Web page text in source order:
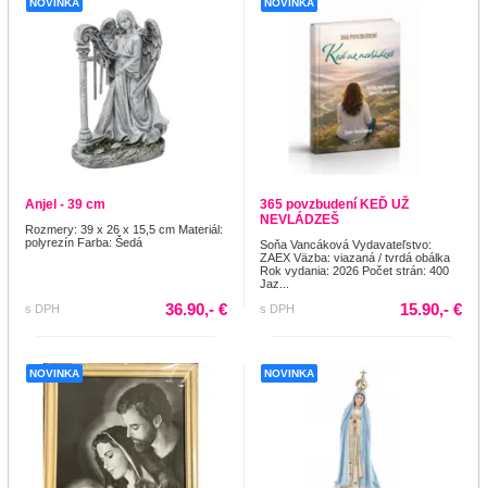
NOVINKA
Anjel - 39 cm
Rozmery: 39 x 26 x 15,5 cm Materiál:
polyrezín Farba: Šedá
s DPH 36.90,- €
NOVINKA
365 povzbudení KEĎ UŽ
NEVLÁDZEŠ
Soňa Vancáková Vydavateľstvo:
ZAEX Väzba: viazaná / tvrdá obálka
Rok vydania: 2026 Počet strán: 400
Jaz...
s DPH
15.90,- €
NOVINKA NOVINKA